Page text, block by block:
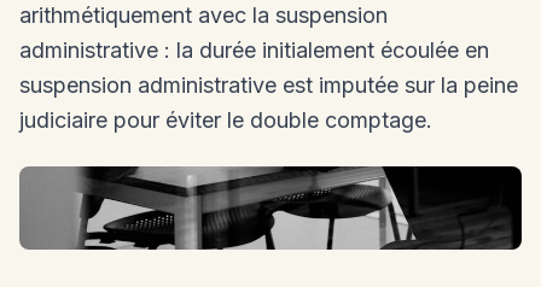
arithmétiquement avec la suspension
administrative : la durée initialement écoulée en
suspension administrative est imputée sur la peine
judiciaire pour éviter le double comptage.